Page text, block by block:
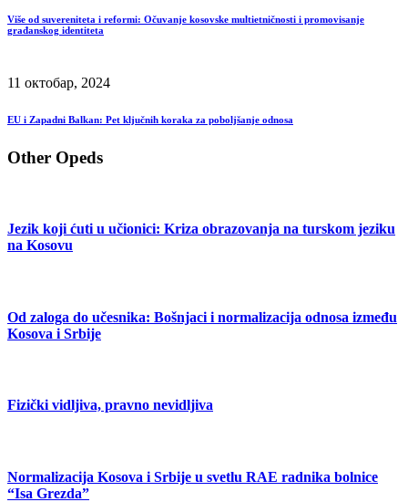
Više od suvereniteta i reformi: Očuvanje kosovske multietničnosti i promovisanje
građanskog identiteta
11 октобар, 2024
EU i Zapadni Balkan: Pet ključnih koraka za poboljšanje odnosa
Other Opeds
Jezik koji ćuti u učionici: Kriza obrazovanja na turskom jeziku
na Kosovu
Od zaloga do učesnika: Bošnjaci i normalizacija odnosa između
Kosova i Srbije
Fizički vidljiva, pravno nevidljiva
Normalizacija Kosova i Srbije u svetlu RAE radnika bolnice
“Isa Grezda”